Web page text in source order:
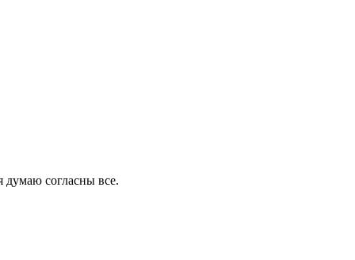
думаю согласны все.